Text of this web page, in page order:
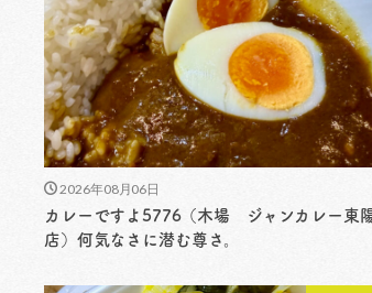
2026年08月06日
カレーですよ5776（木場 ジャンカレー東
店）何気なさに潜む尊さ。